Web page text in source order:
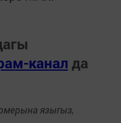
канал да
языгыз,